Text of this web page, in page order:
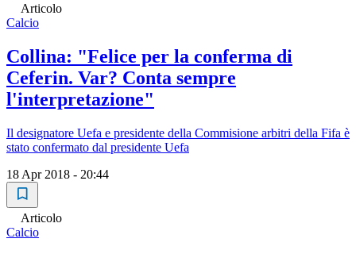
Articolo
Calcio
Collina: "Felice per la conferma di
Ceferin. Var? Conta sempre
l'interpretazione"
Il designatore Uefa e presidente della Commisione arbitri della Fifa è
stato confermato dal presidente Uefa
18 Apr 2018 - 20:44
Articolo
Calcio